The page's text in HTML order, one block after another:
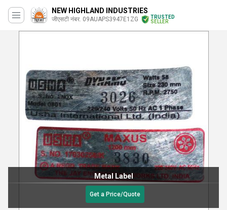
NEW HIGHLAND INDUSTRIES
जीएसटी नंबर. 09AUAPS3947E1ZG
TRUSTED
SELLER
Metal Label
Get a Price/Quote